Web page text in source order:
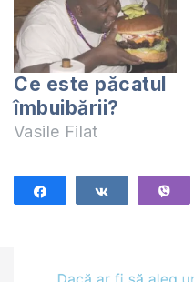
Ce este păcatul
îmbuibării?
Vasile Filat